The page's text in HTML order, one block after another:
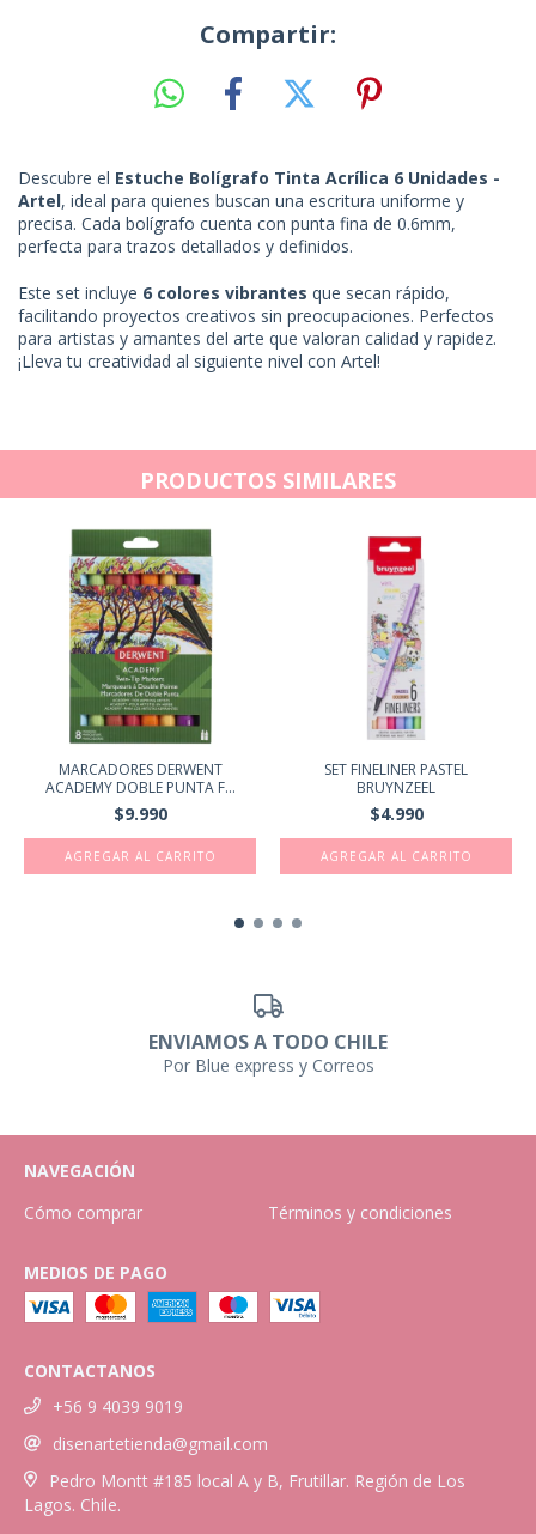
Compartir:
Descubre el Estuche Bolígrafo Tinta Acrílica 6 Unidades -
Artel, ideal para quienes buscan una escritura uniforme y
precisa. Cada bolígrafo cuenta con punta fina de 0.6mm,
perfecta para trazos detallados y definidos.
Este set incluye 6 colores vibrantes que secan rápido,
facilitando proyectos creativos sin preocupaciones. Perfectos
para artistas y amantes del arte que valoran calidad y rapidez.
¡Lleva tu creatividad al siguiente nivel con Artel!
PRODUCTOS SIMILARES
MARCADORES DERWENT
ACADEMY DOBLE PUNTA F...
$9.990
SET FINELINER PASTEL
BRUYNZEEL
$4.990
ENVIAMOS A TODO CHILE
Por Blue express y Correos
NAVEGACIÓN
Cómo comprar
Términos y condiciones
MEDIOS DE PAGO
CONTACTANOS
+56 9 4039 9019
disenartetienda@gmail.com
Pedro Montt #185 local A y B, Frutillar. Región de Los
Lagos. Chile.